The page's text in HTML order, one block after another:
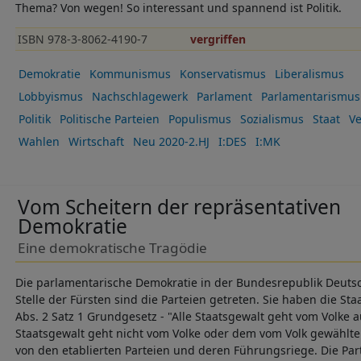
Thema? Von wegen! So interessant und spannend ist Politik.
ISBN 978-3-8062-4190-7 vergriffen
Demokratie Kommunismus Konservatismus
Liberalismus
Lobbyismus
Nachschlagewerk Parlament
Parlamentarismus
Politik
Politische Parteien Populismus Sozialismus Staat
Wahlen
Wirtschaft Neu 2020-2.HJ I:DES I:MK
Vom Scheitern der repräsentativen
Demokratie
Eine demokratische Tragödie
Die parlamentarische Demokratie in der Bundesrepublik
Stelle der Fürsten sind die Parteien getreten. Sie haben die
Abs. 2 Satz 1 Grundgesetz - "Alle Staatsgewalt geht vom Volke
Staatsgewalt geht nicht vom Volke oder dem vom Volk
von den etablierten Parteien und deren Führungsriege. Die